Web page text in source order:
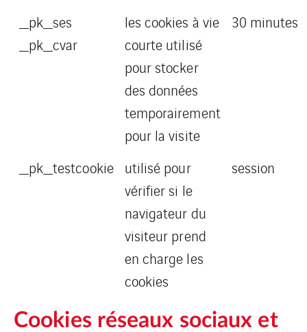
_pk_ses
_pk_cvar
les cookies à vie
courte utilisé
pour stocker
des données
temporairement
pour la visite
30 minutes
_pk_testcookie utilisé pour
vérifier si le
navigateur du
visiteur prend
en charge les
cookies
session
Cookies réseaux sociaux et